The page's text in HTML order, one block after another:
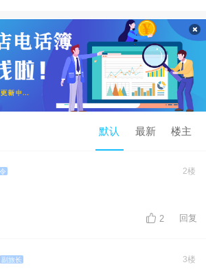
默认 最新 楼主
2楼
2 回复
副旅长 3楼